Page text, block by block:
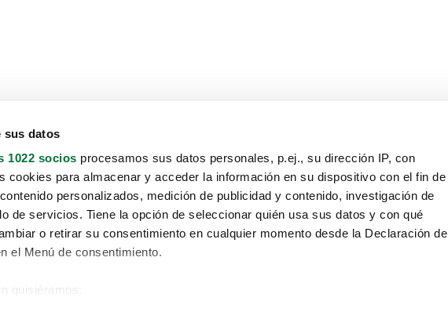
sus datos
1022 socios procesamos sus datos personales, p.ej., su dirección IP, con
cookies para almacenar y acceder la información en su dispositivo con el fin de
personalizados, medición de publicidad y contenido, investigación de
de servicios. Tiene la opción de seleccionar quién usa sus datos y con qué
o retirar su consentimiento en cualquier momento desde la Declaración de
el Menú de consentimiento.
quisiéramos: